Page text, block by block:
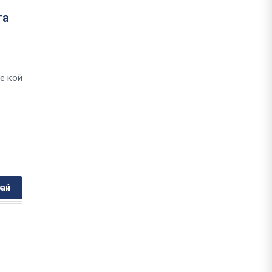
кой